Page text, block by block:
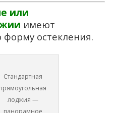
или
имеют
остекления.
Стандартная
прямоугольная
лоджия —
панорамное